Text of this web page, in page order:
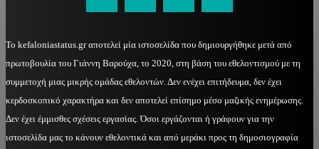
Το kefaloniastatus.gr αποτελεί μία ιστοσελίδα που δημιουργήθηκε μετά από
πρωτοβουλία του Γιάννη Βαρούχα, το 2020, στη βάση του εθελοντισμού με τη
συμμετοχή μιας μικρής ομάδας εθελοντών. Δεν ενέχει επιτήδευμα, δεν έχει
κερδοσκοπικό χαρακτήρα και δεν αποτελεί επίσημο μέσο μαζικής ενημέρωσης.
Δεν έχει έμμισθες σχέσεις εργασίας. Όσοι εργάζονται ή γράφουν για την
ιστοσελίδα μας το κάνουν εθελοντικά και από μεράκι προς τη δημοσιογραφία